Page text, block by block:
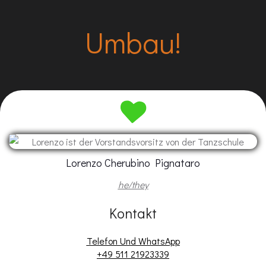
Umbau!
Lorenzo Cherubino Pignataro
he/they
Kontakt
Telefon Und WhatsApp
+49 511 21923339